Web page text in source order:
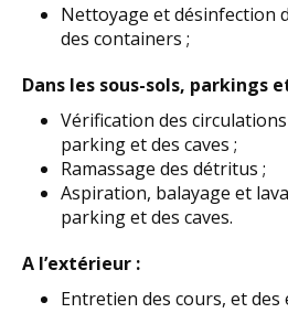
Nettoyage et désinfection
des containers ;
Dans les sous-sols, parkings
Vérification des
parking et des caves ;
Ramassage des détritus ;
Aspiration, balayage et
parking et des caves.
A l’extérieur :
Entretien des cours, et des